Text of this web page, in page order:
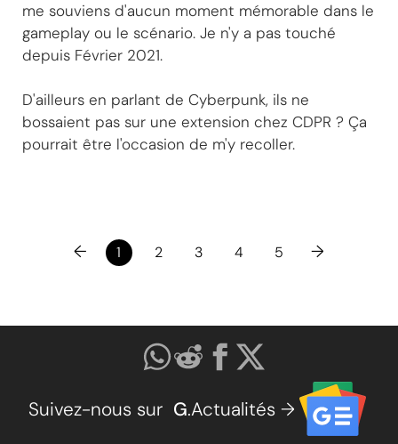
me souviens d'aucun moment mémorable dans le
gameplay ou le scénario. Je n'y a pas touché
depuis Février 2021.
D'ailleurs en parlant de Cyberpunk, ils ne
bossaient pas sur une extension chez CDPR ? Ça
pourrait être l'occasion de m'y recoller.
← 1 2 3 4 5 →
Suivez-nous sur G.Actualités →